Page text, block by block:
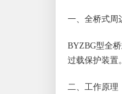
一、全桥式周
BYZBG型全
过载保护装置。
二、工作原理